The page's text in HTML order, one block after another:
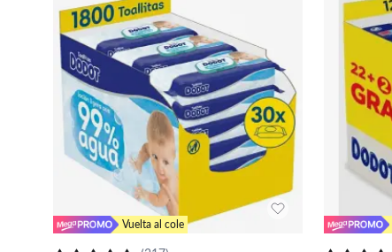
Vuelta al cole